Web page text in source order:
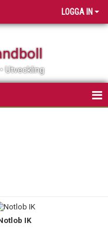
LOGGA IN
Utveckling
IK